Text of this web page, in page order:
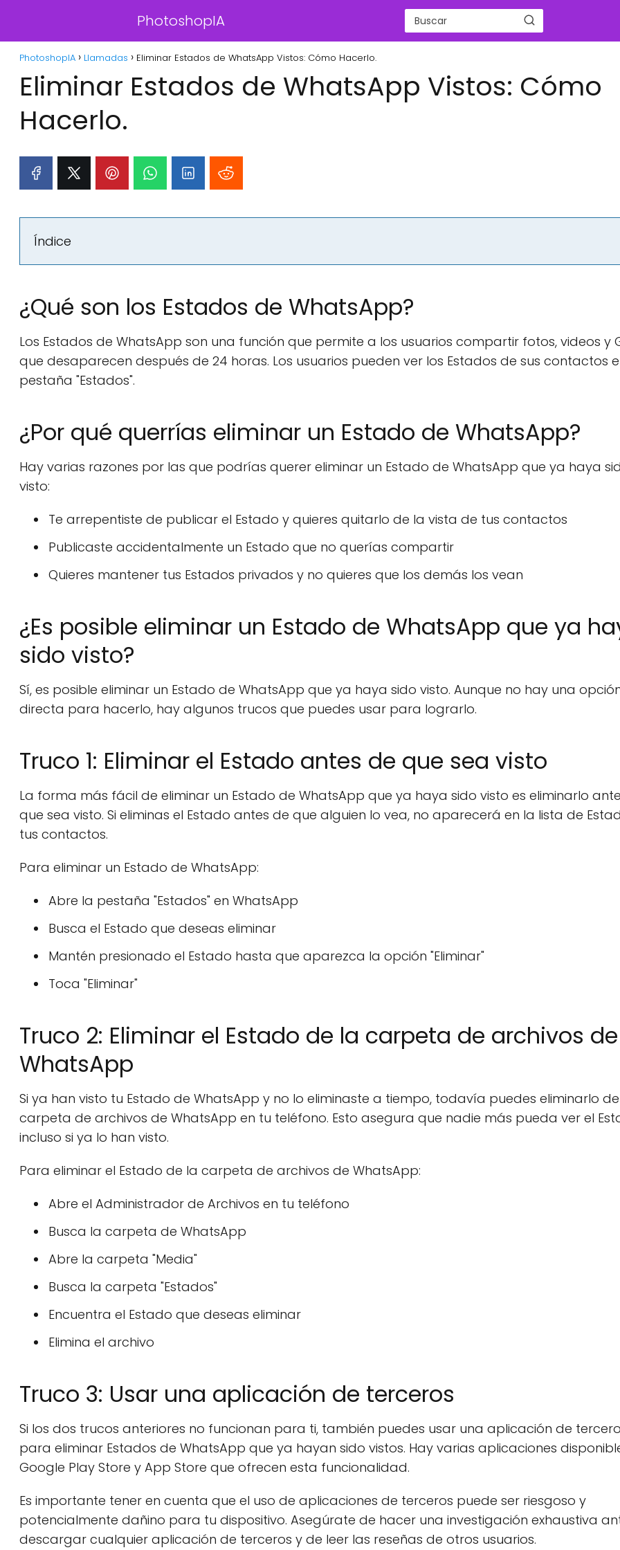
PhotoshopIA
PhotoshopIA Llamadas Eliminar Estados de WhatsApp Vistos: Cómo Hacerlo.
Eliminar Estados de WhatsApp Vistos: Cómo
Hacerlo.
Índice
¿Qué son los Estados de WhatsApp?
Los Estados de WhatsApp son una función que permite a los usuarios compartir fotos, videos y
que desaparecen después de 24 horas. Los usuarios pueden ver los Estados de sus contactos
pestaña "Estados".
¿Por qué querrías eliminar un Estado de WhatsApp?
Hay varias razones por las que podrías querer eliminar un Estado de WhatsApp que ya haya
visto:
Te arrepentiste de publicar el Estado y quieres quitarlo de la vista de tus contactos
Publicaste accidentalmente un Estado que no querías compartir
Quieres mantener tus Estados privados y no quieres que los demás los vean
¿Es posible eliminar un Estado de WhatsApp que ya
sido visto?
Sí, es posible eliminar un Estado de WhatsApp que ya haya sido visto. Aunque no hay una
directa para hacerlo, hay algunos trucos que puedes usar para lograrlo.
Truco 1: Eliminar el Estado antes de que sea visto
La forma más fácil de eliminar un Estado de WhatsApp que ya haya sido visto es eliminarlo
que sea visto. Si eliminas el Estado antes de que alguien lo vea, no aparecerá en la lista de
tus contactos.
Para eliminar un Estado de WhatsApp:
Abre la pestaña "Estados" en WhatsApp
Busca el Estado que deseas eliminar
Mantén presionado el Estado hasta que aparezca la opción "Eliminar"
Toca "Eliminar"
Truco 2: Eliminar el Estado de la carpeta de archivos de
WhatsApp
Si ya han visto tu Estado de WhatsApp y no lo eliminaste a tiempo, todavía puedes eliminarlo
carpeta de archivos de WhatsApp en tu teléfono. Esto asegura que nadie más pueda ver el
incluso si ya lo han visto.
Para eliminar el Estado de la carpeta de archivos de WhatsApp:
Abre el Administrador de Archivos en tu teléfono
Busca la carpeta de WhatsApp
Abre la carpeta "Media"
Busca la carpeta "Estados"
Encuentra el Estado que deseas eliminar
Elimina el archivo
Truco 3: Usar una aplicación de terceros
Si los dos trucos anteriores no funcionan para ti, también puedes usar una aplicación de
para eliminar Estados de WhatsApp que ya hayan sido vistos. Hay varias aplicaciones
Google Play Store y App Store que ofrecen esta funcionalidad.
Es importante tener en cuenta que el uso de aplicaciones de terceros puede ser riesgoso y
potencialmente dañino para tu dispositivo. Asegúrate de hacer una investigación exhaustiva
descargar cualquier aplicación de terceros y de leer las reseñas de otros usuarios.